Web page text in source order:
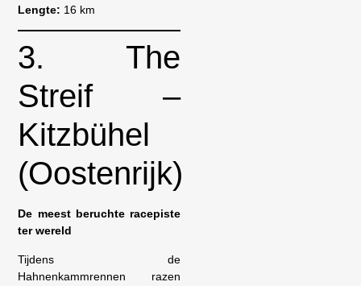
Lengte: 16 km
3. The
Streif –
Kitzbühel
(Oostenrijk)
De meest beruchte racepiste
ter wereld
Tijdens de
Hahnenkammrennen razen